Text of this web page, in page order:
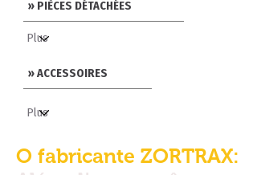
» PIÈCES DÉTACHÉES
» ACCESSOIRES
O fabricante ZORTRAX: